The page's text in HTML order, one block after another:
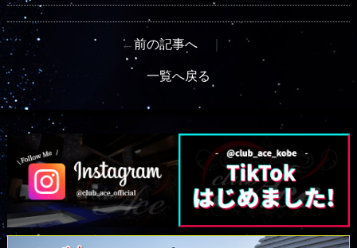
←前の記事へ ｜
一覧へ戻る